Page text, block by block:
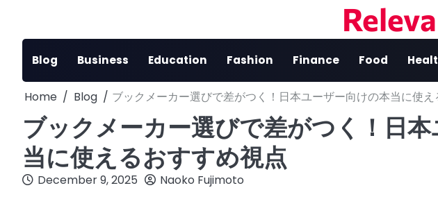
content
Blog Business Education Fashion Finance Food
Home Blog ブックメーカー選びで差がつく！日本ユーザー向けの本当に使
ブックメーカー選びで差がつく！日
当に使えるおすすめ視点
December 9, 2025 Naoko Fujimoto